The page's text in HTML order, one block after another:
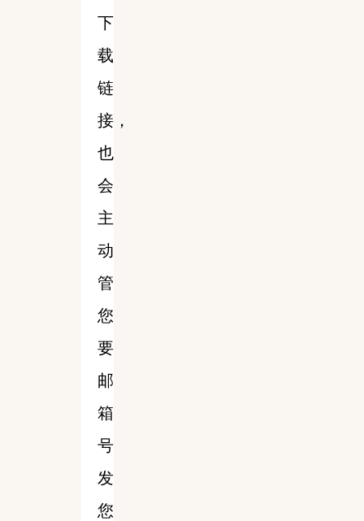
下
载
链
接，
也
会
主
动
管
您
要
邮
箱
号
发
您